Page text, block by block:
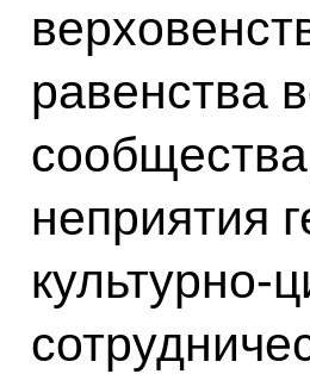
равенства
неприятия
культурно-